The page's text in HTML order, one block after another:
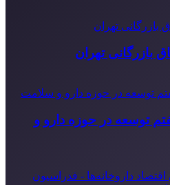
بازرگانی تهران
توسعه در حوزه دارو و